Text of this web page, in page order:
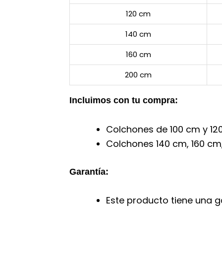
120 cm
140 cm
160 cm
200 cm
Incluimos con tu compra:
Colchones de 100 cm y
Colchones 140 cm, 160
Garantía:
Este producto tiene una